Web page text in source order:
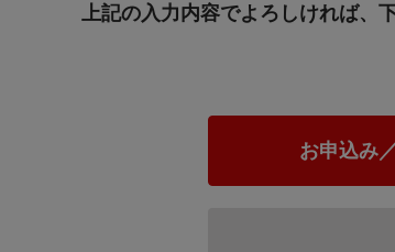
上記の入力内容でよろしければ、
お申込み